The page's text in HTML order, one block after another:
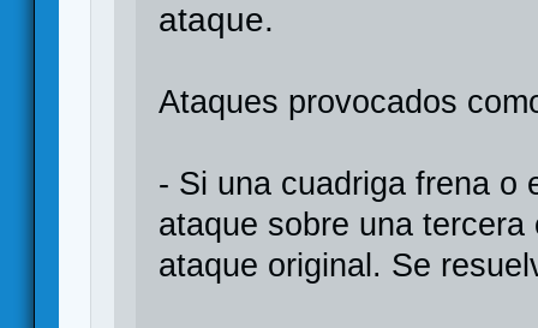
ataque.
Ataques provocados
- Si una cuadriga frena o
ataque sobre una
ataque original. Se